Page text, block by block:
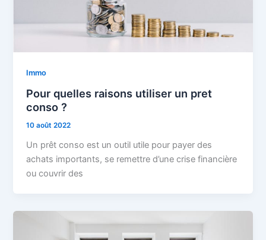
Immo
Pour quelles raisons utiliser un pret
conso ?
10 août 2022
Un prêt conso est un outil utile pour payer des
achats importants, se remettre d’une crise financière
ou couvrir des